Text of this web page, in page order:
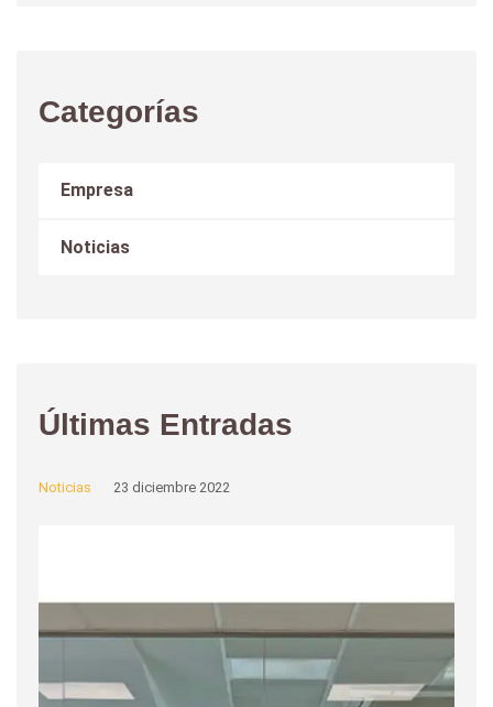
Categorías
Empresa
Noticias
Últimas Entradas
Noticias 23 diciembre 2022